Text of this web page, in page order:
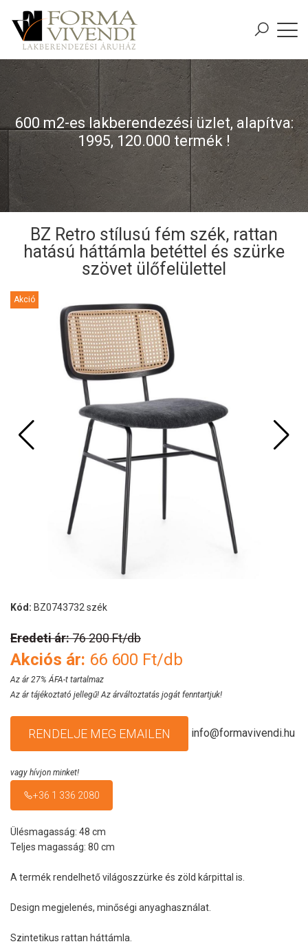
600 m2-es lakberendezési üzlet, alapítva:
1995, 120.000 termék !
BZ Retro stílusú fém szék, rattan
hatású háttámla betéttel és szürke
szövet ülőfelülettel
Akció
Kód: BZ0743732 szék
Eredeti ár:76 200 Ft/db
Akciós ár: 66 600 Ft/db
Az ár 27% ÁFA-t tartalmaz
Az ár tájékoztató jellegű! Az árváltoztatás jogát fenntartjuk!
RENDELJE MEG EMAILEN info@formavivendi.hu
vagy hívjon minket!
+36 1 336 2080
Ülésmagasság: 48 cm
Teljes magasság: 80 cm
A termék rendelhető világoszzürke és zöld kárpittal is.
Design megjelenés, minőségi anyaghasználat.
Szintetikus rattan háttámla.